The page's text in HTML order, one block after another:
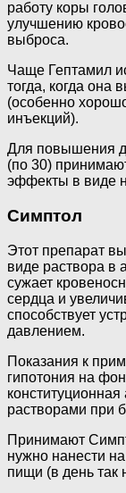
работу коры
улучшению
выброса.
Чаще Гептамил
тогда, когда
(особенно
инъекций).
Для повышения
(по 30)
эффекты в виде
Симптол
Этот препарат
виде раствора в
сужает
сердца и
способствует
давлением.
Показания к
гипотония на
растворами при
Принимают
нужно нанести
пищи (в день так